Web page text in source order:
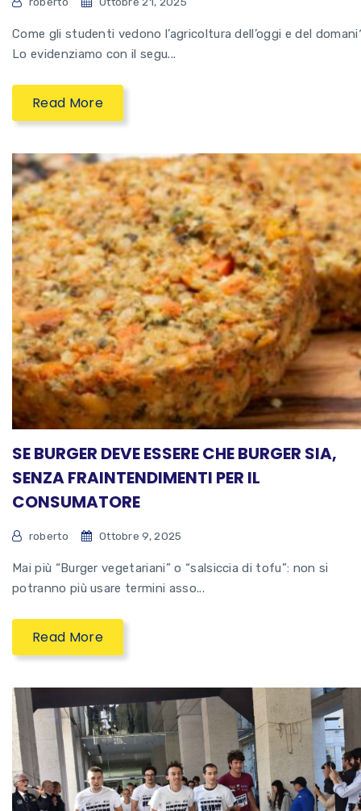
Come gli studenti vedono l’agricoltura dell’oggi e del
Lo evidenziamo con il segu...
Read More
SE BURGER DEVE ESSERE CHE BURGER SIA,
SENZA FRAINTENDIMENTI PER IL
CONSUMATORE
roberto Ottobre 9, 2025
Mai più “Burger vegetariani” o “salsiccia di tofu”: non si
potranno più usare termini asso...
Read More